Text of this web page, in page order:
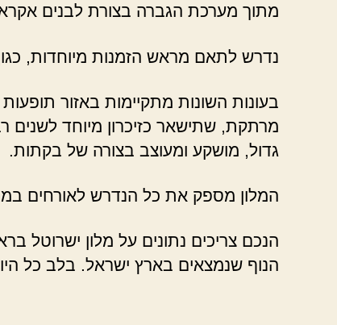
מתוך מערכת הגברה בצורת לבנים
נדרש לתאם מראש הזמנות מיוחדות,
בעונות השונות מתקיימות באזור
מרתקת, שתישאר כזיכרון מיוחד לשנים
גדול, מושקע ומעוצב בצורה של בקתות.
המלון מספק את כל הנדרש לאורחים
הנכם צריכים נתונים על מלון ישרוטל
הנוף שנמצאים בארץ ישראל. בלב כל